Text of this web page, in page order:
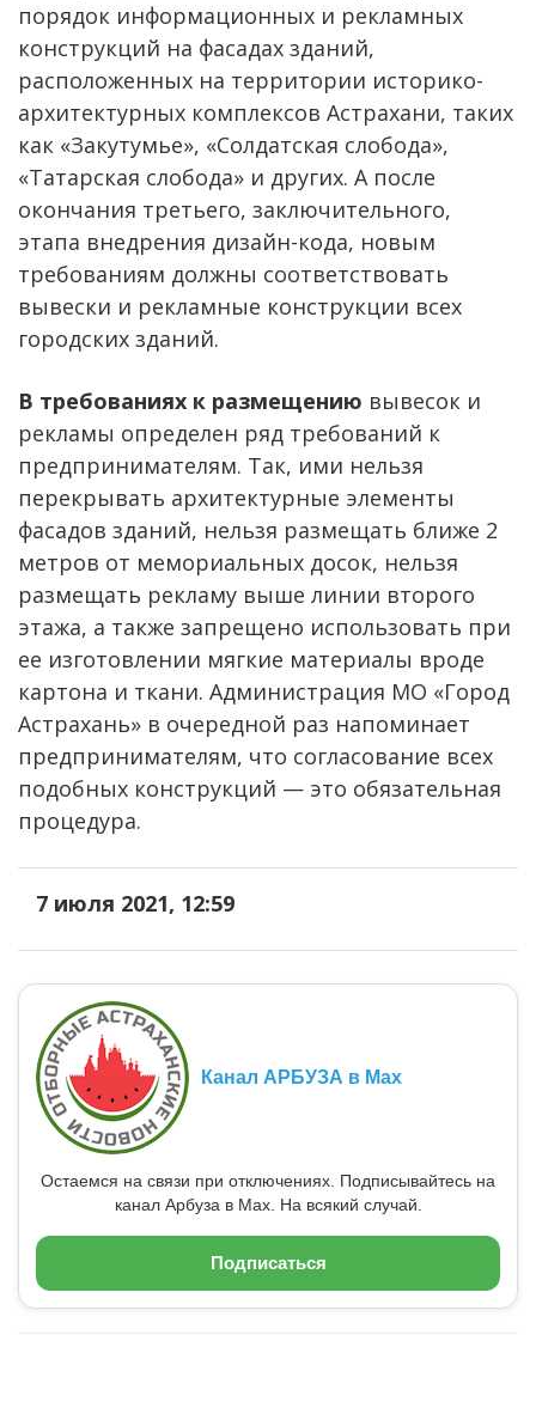
порядок информационных и рекламных
конструкций на фасадах зданий,
расположенных на территории историко-
архитектурных комплексов Астрахани, таких
как «Закутумье», «Солдатская слобода»,
«Татарская слобода» и других. А после
окончания третьего, заключительного,
этапа внедрения дизайн-кода, новым
требованиям должны соответствовать
вывески и рекламные конструкции всех
городских зданий.
В требованиях к размещению вывесок и
рекламы определен ряд требований к
предпринимателям. Так, ими нельзя
перекрывать архитектурные элементы
фасадов зданий, нельзя размещать ближе 2
метров от мемориальных досок, нельзя
размещать рекламу выше линии второго
этажа, а также запрещено использовать при
ее изготовлении мягкие материалы вроде
картона и ткани. Администрация МО «Город
Астрахань» в очередной раз напоминает
предпринимателям, что согласование всех
подобных конструкций — это обязательная
процедура.
7 июля 2021, 12:59
Канал АРБУЗА в Max
Остаемся на связи при отключениях. Подписывайтесь на
канал Арбуза в Max. На всякий случай.
Подписаться